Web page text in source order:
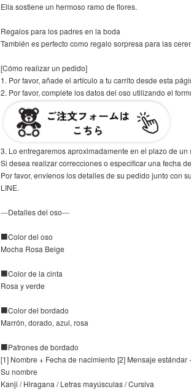
Ella sostiene un hermoso ramo de flores.
Regalos para los padres en la boda
También es perfecto como regalo sorpresa para las
[Cómo realizar un pedido]
1. Por favor, añade el artículo a tu carrito desde esta
2. Por favor, complete los datos del oso utilizando el
3. Lo entregaremos aproximadamente en el plazo de
Si desea realizar correcciones o especificar una fecha
Por favor, envíenos los detalles de su pedido junto con
LINE.
---Detalles del oso---
■Color del oso
Mocha Rosa Beige
■Color de la cinta
Rosa y verde
■Color del bordado
Marrón, dorado, azul, rosa
■Patrones de bordado
[1] Nombre + Fecha de nacimiento [2] Mensaje
Su nombre
Kanji / Hiragana / Letras mayúsculas / Cursiva